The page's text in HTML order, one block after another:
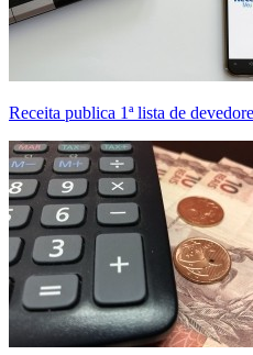
Receita publica 1ª lista de